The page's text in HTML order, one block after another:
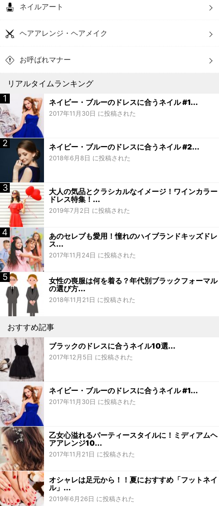
ネイルアート
ヘアアレンジ・ヘアメイク
お呼ばれマナー
リアルタイムランキング
ネイビー・ブルーのドレスに合うネイル #1...
2017年11月30日 に投稿された
ネイビー・ブルーのドレスに合うネイル #2...
2018年6月8日 に投稿された
大人の気品とクラシカルなイメージ！ワインカラー
ドレス特集！...
2019年7月2日 に投稿された
あのセレブも愛用！憧れのハイブランドキッズドレ
ス...
2017年11月24日 に投稿された
女性の喪服は何を着る？年代別ブラックフォーマル
の選び方...
2018年11月21日 に投稿された
おすすめ記事
ブラックのドレスに合うネイル10選...
2017年12月5日 に投稿された
ネイビー・ブルーのドレスに合うネイル #1...
2017年11月30日 に投稿された
乙女心溢れるパーティースタイルに！ミディアムヘ
アアレンジ10...
2017年11月21日 に投稿された
オシャレは足元から！！夏におすすめ「フットネイ
ル」...
2019年6月26日 に投稿された